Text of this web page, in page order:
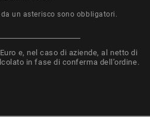
un asterisco sono obbligatori.
e, nel caso di aziende, al netto di
in fase di conferma dell’ordine.